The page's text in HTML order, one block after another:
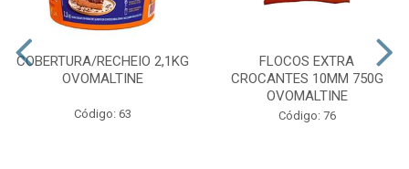
COBERTURA/RECHEIO 2,1KG
OVOMALTINE
Código: 63
FLOCOS EXTRA
CROCANTES 10MM 750G
OVOMALTINE
Código: 76